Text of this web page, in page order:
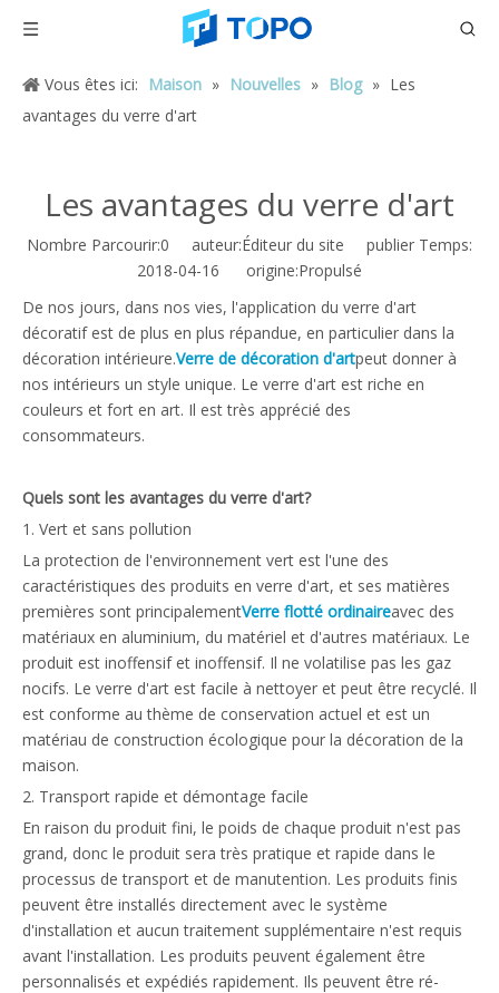
Vous êtes ici: Maison » Nouvelles » Blog » Les
avantages du verre d'art
Les avantages du verre d'art
Nombre Parcourir:0 auteur:Éditeur du site publier Temps:
2018-04-16 origine:Propulsé
De nos jours, dans nos vies, l'application du verre d'art
décoratif est de plus en plus répandue, en particulier dans la
décoration intérieure.Verre de décoration d'artpeut donner à
nos intérieurs un style unique. Le verre d'art est riche en
couleurs et fort en art. Il est très apprécié des
consommateurs.
Quels sont les avantages du verre d'art?
1. Vert et sans pollution
La protection de l'environnement vert est l'une des
caractéristiques des produits en verre d'art, et ses matières
premières sont principalementVerre flotté ordinaireavec des
matériaux en aluminium, du matériel et d'autres matériaux. Le
produit est inoffensif et inoffensif. Il ne volatilise pas les gaz
nocifs. Le verre d'art est facile à nettoyer et peut être recyclé. Il
est conforme au thème de conservation actuel et est un
matériau de construction écologique pour la décoration de la
maison.
2. Transport rapide et démontage facile
En raison du produit fini, le poids de chaque produit n'est pas
grand, donc le produit sera très pratique et rapide dans le
processus de transport et de manutention. Les produits finis
peuvent être installés directement avec le système
d'installation et aucun traitement supplémentaire n'est requis
avant l'installation. Les produits peuvent également être
personnalisés et expédiés rapidement. Ils peuvent être ré-